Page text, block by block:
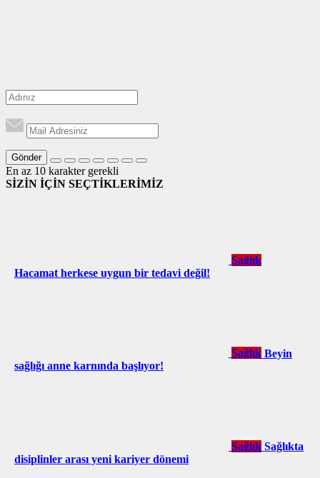
Gönder
En az 10 karakter gerekli
SİZİN İÇİN SEÇTİKLERİMİZ
Sağlık
Hacamat herkese uygun bir tedavi değil!
Sağlık Beyin
sağlığı anne karnında başlıyor!
Sağlık Sağlıkta
disiplinler arası yeni kariyer dönemi